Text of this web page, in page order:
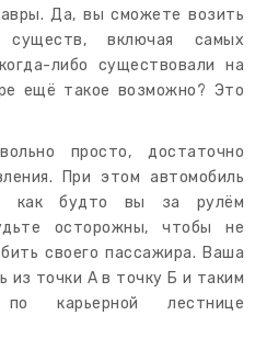
Да, вы сможете возить
существ, включая самых
либо существовали на
ещё такое возможно? Это
просто, достаточно
При этом автомобиль
как будто вы за рулём
осторожны, чтобы не
своего пассажира. Ваша
из точки А в точку Б и таким
по карьерной лестнице